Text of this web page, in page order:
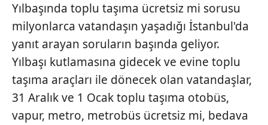
Yılbaşında toplu taşıma ücretsiz mi sorusu
milyonlarca vatandaşın yaşadığı İstanbul'da
yanıt arayan soruların başında geliyor.
Yılbaşı kutlamasına gidecek ve evine toplu
taşıma araçları ile dönecek olan vatandaşlar,
31 Aralık ve 1 Ocak toplu taşıma otobüs,
vapur, metro, metrobüs ücretsiz mi, bedava